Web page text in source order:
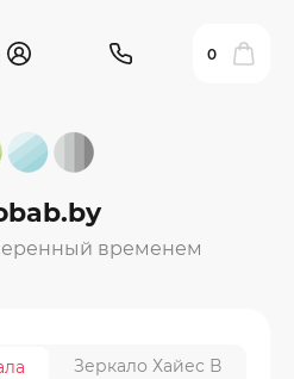
0
временем
Зеркало Хайес В